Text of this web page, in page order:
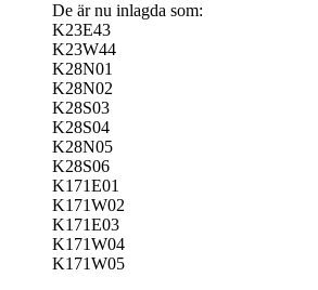
De är nu inlagda som:
K23E43
K23W44
K28N01
K28N02
K28S03
K28S04
K28N05
K28S06
K171E01
K171W02
K171E03
K171W04
K171W05